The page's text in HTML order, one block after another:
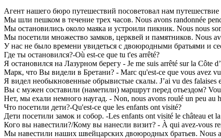
Агент нашего бюро путешествий посоветовал нам
Мы шли пешком в течение трех часов. Nous avons randonnée
Мы остановились около маяка и устроили пикник. Nous nous
Мы посетили множество замков, церквей и памятников. Nous
У нас не было времени увидеться с двоюродными братьями и
Где ты остановился?-Où est-ce que tu t'es arrêté?
Я остановился на Лазурном берегу - Je me suis arrêté sur la Côte
Марк, что Вы видели в Бретани? - Marc qu'est-ce que vous avez
Я видел необыкновенные обрывистые скалы. J’ai vu des falaises
Вы с мужен составили (наметили) маршрут перед отьездом?
Нет, мы ехали немного наугад. - Non, nous avons roulé un peu au
Что посетили дети?-Qu'est-ce que les enfants ont visité?
Дети посетили замок и собор. -Les enfants ont visité le château et
Кого вы навестили?/Кому вы нанесли визит? - À qui avez-vous
Мы навестили наших швейцарских двоюродных братьев. Nous